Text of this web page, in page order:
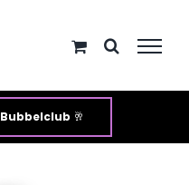
Bubbelclub 🥂